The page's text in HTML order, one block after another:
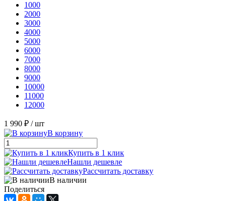
1000
2000
3000
4000
5000
6000
7000
8000
9000
10000
11000
12000
1 990 ₽ / шт
В корзину
Купить в 1 клик
Нашли дешевле
Рассчитать доставку
В наличии
Поделиться